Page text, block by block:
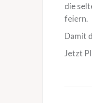
die
feiern.
Damit
Jetzt